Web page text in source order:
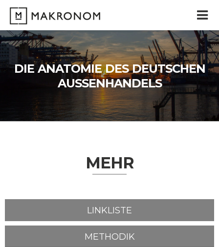
Zum
Inhalt
springen
DIE ANATOMIE DES DEUTSCHEN
AUSSENHANDELS
MEHR
LINKLISTE
METHODIK